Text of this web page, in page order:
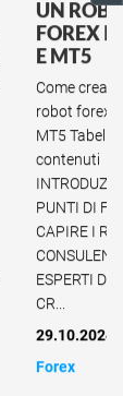
UN
FOREX
E MT5
Come
robot forex
MT5 Tabella
contenuti
PUNTI DI
CAPIRE I
ESPERTI
CR...
29.10.2024
Forex